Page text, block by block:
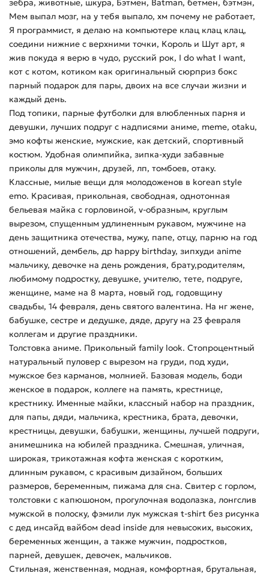
зебра, животные, шкура, Бэтмен, Batman, бетмен, бэтмэн,
Мем выпал мозг, на у тебя выпало, хм почему не работает,
Я программист, я делаю на компьютере клац клац клац,
соедини нижние с верхними точки, Король и Шут арт, я
жив покуда я верю в чудо, русский рок, I do what I want,
кот с котом, котиком как оригинальный сюрприз бокс
парный подарок для пары, двоих на все случаи жизни и
каждый день.
Под топики, парные футболки для влюбленных парня и
девушки, лучших подруг с надписями аниме, meme, otaku,
эмо кофты женские, мужские, как детский, спортивный
костюм. Удобная олимпийка, зипка-худи забавные
приколы для мужчин, друзей, лп, томбоев, отаку.
Классные, милые вещи для молодоженов в korean style
emo. Красивая, прикольная, свободная, однотонная
бельевая майка с горловиной, v-образным, круглым
вырезом, спущенным удлиненным рукавом, мужчине на
день защитника отечества, мужу, папе, отцу, парню на год
отношений, дембель, др happy birthday, зипхуди anime
мальчику, девочке на день рождения, брату,родителям,
любимому подростку, девушке, учителю, тете, подруге,
женщине, маме на 8 марта, новый год, годовщину
свадьбы, 14 февраля, день святого валентина. На нг жене,
бабушке, сестре и дедушке, дяде, другу на 23 февраля
коллегам и другие праздники.
Толстовка аниме. Прикольный family look. Стопроцентный
натуральный пуловер с вырезом на груди, под худи,
мужское без карманов, молнией. Базовая модель, боди
женское в подарок, коллеге на память, крестнице,
крестнику. Именные майки, классный набор на праздник,
для папы, дяди, мальчика, крестника, брата, девочки,
крестницы, девушки, бабушки, женщины, лучшей подруги,
анимешника на юбилей праздника. Смешная, уличная,
широкая, трикотажная кофта женская с коротким,
длинным рукавом, с красивым дизайном, больших
размеров, беременным, пижама для сна. Свитер с горлом,
толстовки с капюшоном, прогулочная водолазка, лонгслив
мужской в полоску, фэмили лук мужская t-shirt без рисунка
с дед инсайд вайбом dead inside для невысоких, высоких,
беременных женщин, а также мужчин, подростков,
парней, девушек, девочек, мальчиков.
Стильная, женственная, модная, комфортная, брутальная,